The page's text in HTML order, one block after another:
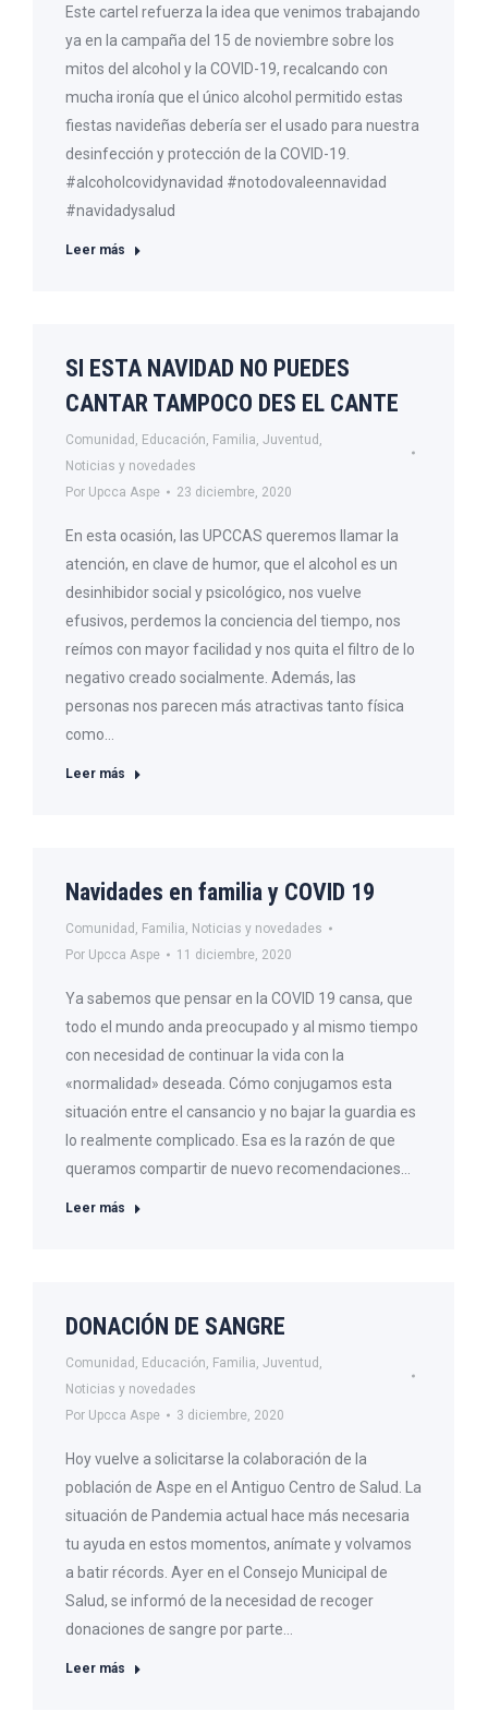
Este cartel refuerza la idea que venimos trabajando
ya en la campaña del 15 de noviembre sobre los
mitos del alcohol y la COVID-19, recalcando con
mucha ironía que el único alcohol permitido estas
fiestas navideñas debería ser el usado para nuestra
desinfección y protección de la COVID-19.
#alcoholcovidynavidad #notodovaleennavidad
#navidadysalud
Leer más
SI ESTA NAVIDAD NO PUEDES
CANTAR TAMPOCO DES EL CANTE
Comunidad , Educación, Familia, Juventud ,
Noticias y novedades
Por Upcca Aspe 23 diciembre, 2020
En esta ocasión, las UPCCAS queremos llamar la
atención, en clave de humor, que el alcohol es un
desinhibidor social y psicológico, nos vuelve
efusivos, perdemos la conciencia del tiempo, nos
reímos con mayor facilidad y nos quita el filtro de lo
negativo creado socialmente. Además, las
personas nos parecen más atractivas tanto física
como…
Leer más
Navidades en familia y COVID 19
Comunidad , Familia, Noticias y novedades
Por Upcca Aspe 11 diciembre, 2020
Ya sabemos que pensar en la COVID 19 cansa, que
todo el mundo anda preocupado y al mismo tiempo
con necesidad de continuar la vida con la
«normalidad» deseada. Cómo conjugamos esta
situación entre el cansancio y no bajar la guardia es
lo realmente complicado. Esa es la razón de que
queramos compartir de nuevo recomendaciones…
Leer más
DONACIÓN DE SANGRE
Comunidad , Educación, Familia, Juventud ,
Noticias y novedades
Por Upcca Aspe 3 diciembre, 2020
Hoy vuelve a solicitarse la colaboración de la
población de Aspe en el Antiguo Centro de Salud. La
situación de Pandemia actual hace más necesaria
tu ayuda en estos momentos, anímate y volvamos
a batir récords. Ayer en el Consejo Municipal de
Salud, se informó de la necesidad de recoger
donaciones de sangre por parte…
Leer más